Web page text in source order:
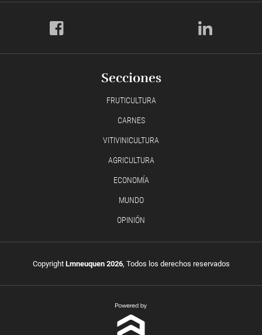
Secciones
FRUTICULTURA
CARNES
VITIVINICULTURA
AGRICULTURA
ECONOMÍA
MUNDO
OPINIÓN
Copyright Lmneuquen 2026, Todos los derechos reservados